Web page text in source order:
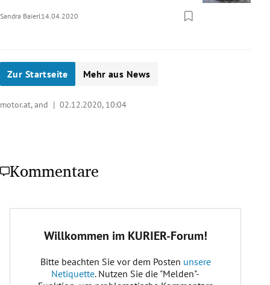
Sandra Baierl14.04.2020
Zur Startseite Mehr aus News
motor.at, and | 02.12.2020, 10:04
Kommentare